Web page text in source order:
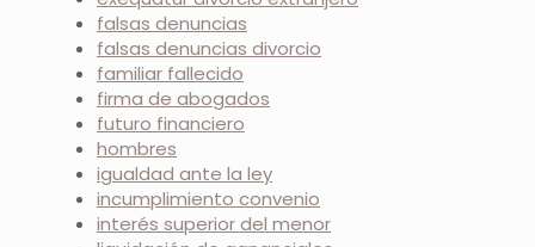
falsas denuncias
falsas denuncias divorcio
familiar fallecido
firma de abogados
futuro financiero
hombres
igualdad ante la ley
incumplimiento convenio
interés superior del menor